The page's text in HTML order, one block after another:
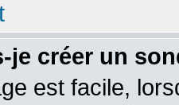
je créer un
est facile,